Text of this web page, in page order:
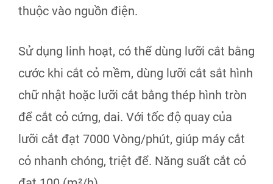
thuộc vào nguồn điện.
Sử dụng linh hoạt, có thể dùng lưỡi cắt bằng
cước khi cắt cỏ mềm, dùng lưỡi cắt sắt hình
chữ nhật hoặc lưỡi cắt bằng thép hình tròn
để cắt cỏ cứng, dai. Với tốc độ quay của
lưỡi cắt đạt 7000 Vòng/phút, giúp máy cắt
cỏ nhanh chóng, triệt để. Năng suất cắt cỏ